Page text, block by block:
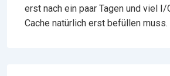
erst nach ein paar Tagen und viel I/
Cache natürlich erst befüllen muss.